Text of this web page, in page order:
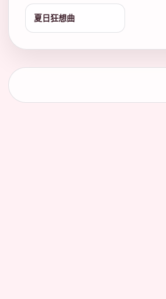
夏日狂想曲